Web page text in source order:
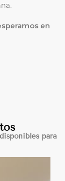
en
para